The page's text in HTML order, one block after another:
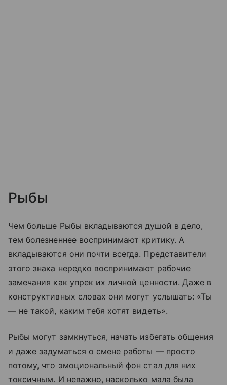
Рыбы
Чем больше Рыбы вкладываются душой в дело,
тем болезненнее воспринимают критику. А
вкладываются они почти всегда. Представители
этого знака нередко воспринимают рабочие
замечания как упрек их личной ценности. Даже в
конструктивных словах они могут услышать: «Ты
— не такой, каким тебя хотят видеть».
Рыбы могут замкнуться, начать избегать общения
и даже задуматься о смене работы — просто
потому, что эмоциональный фон стал для них
токсичным. И неважно, насколько мала была